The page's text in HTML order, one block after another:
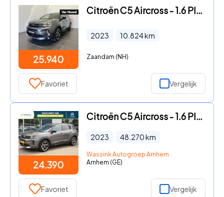
25.940
Citroën C5 Aircross - 1.6 Plug-in Hybrid 180 Business Plus | APPLE CARPLAY & ANDRO
2023 10.824km
Zaandam (NH)
Favoriet Vergelijk
24.390
Citroën C5 Aircross - 1.6 Plug-in Hybrid 225 Feel
2023 48.270km
Wassink Autogroep Arnhem
Arnhem (GE)
Favoriet Vergelijk